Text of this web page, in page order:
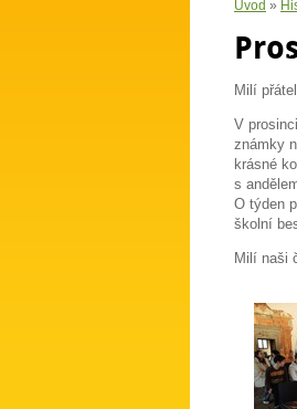
Úvod »
Milí
V
známky
krásné
s
O týden
školní
Milí naši